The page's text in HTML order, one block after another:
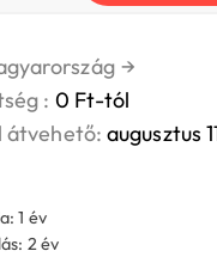
→
: 0 Ft-tól
átvehető:augusztus
1 év
2 év